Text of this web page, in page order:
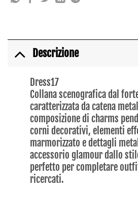
Descrizione
Dress17
Collana scenografica dal
caratterizzata da catena
composizione di charms
corni decorativi, elementi
marmorizzato e dettagli
accessorio glamour dallo
perfetto per completare
ricercati.